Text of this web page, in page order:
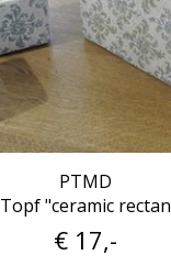
PTMD
Topf "ceramic rectan
€ 17,-